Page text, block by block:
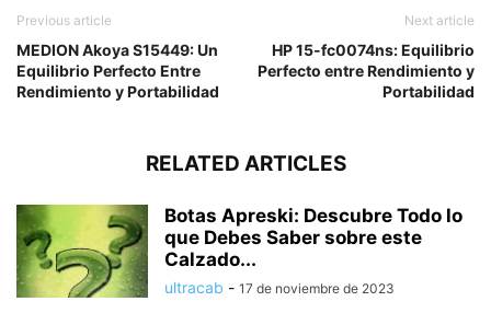
Previous article
MEDION Akoya S15449: Un
Equilibrio Perfecto Entre
Rendimiento y Portabilidad
Next article
HP 15-fc0074ns: Equilibrio
Perfecto entre Rendimiento y
Portabilidad
RELATED ARTICLES
Botas Apreski: Descubre Todo lo
que Debes Saber sobre este
Calzado...
ultracab - 17 de noviembre de 2023